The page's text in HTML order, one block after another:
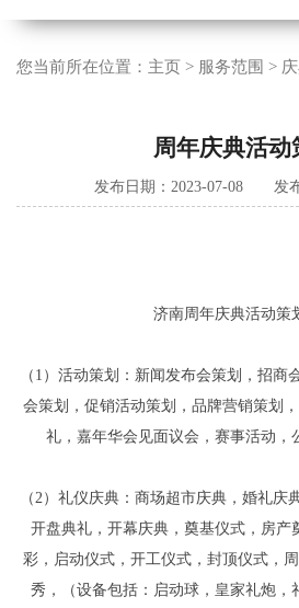
您当前所在位置： 主页 > 服务范围 >
周年庆典活动
发布日期：2023-07-08 发
济南周年庆典活动策
（1）活动策划：新闻发布会策划，招商
会策划，促销活动策划，品牌营销策划
礼，嘉年华会见面议会，赛事活动，
（2）礼仪庆典：商场超市庆典，婚礼庆
开盘典礼，开幕庆典，奠基仪式，房产
彩，启动仪式，开工仪式，封顶仪式，
秀，（设备包括：启动球，皇家礼炮，